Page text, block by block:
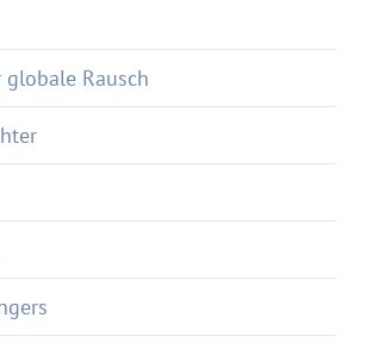
Rausch